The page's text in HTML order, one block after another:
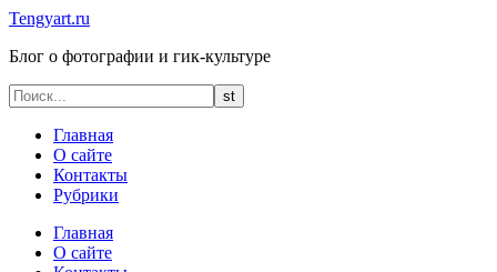
Tengyart.ru
Блог о фотографии и гик-культуре
Главная
О сайте
Контакты
Рубрики
Главная
О сайте